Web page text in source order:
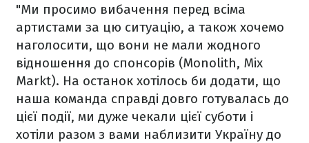
"Ми просимо вибачення перед всіма
артистами за цю ситуацію, а також хочемо
наголосити, що вони не мали жодного
відношення до спонсорів (Monolith, Mix
Markt). На останок хотілось би додати, що
наша команда справді довго готувалась до
цієї події, ми дуже чекали цієї суботи і
хотіли разом з вами наблизити Україну до